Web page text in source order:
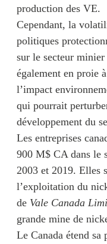
production des VE.
Cependant, la
politiques
sur le secteur
également en proie
l’impact
qui pourrait
développement du
Les entreprises
900 M$ CA dans le
2003 et 2019. Elles
l’exploitation du
de Vale Canada
grande mine de
Le Canada étend sa